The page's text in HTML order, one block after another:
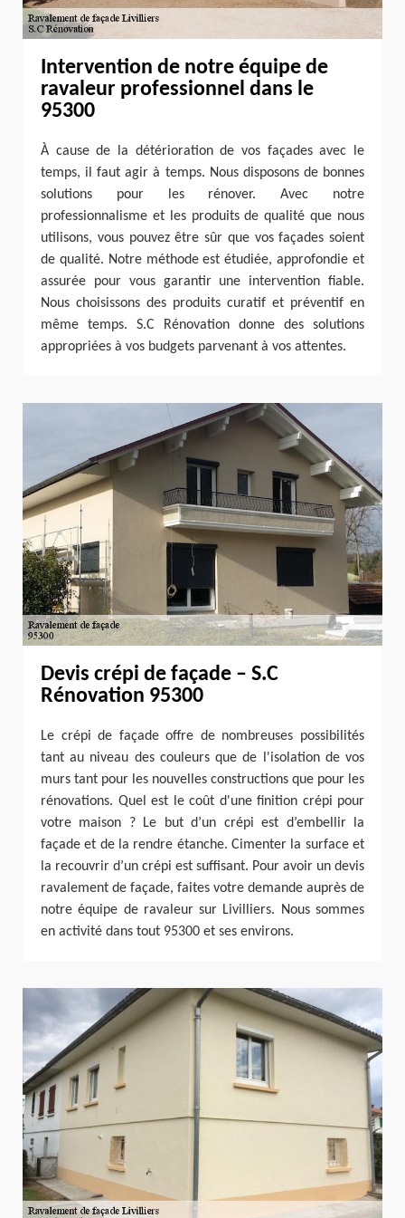
Intervention de notre équipe de
ravaleur professionnel dans le
95300
À cause de la détérioration de vos façades avec le
temps, il faut agir à temps. Nous disposons de bonnes
solutions pour les rénover. Avec notre
professionnalisme et les produits de qualité que nous
utilisons, vous pouvez être sûr que vos façades soient
de qualité. Notre méthode est étudiée, approfondie et
assurée pour vous garantir une intervention fiable.
Nous choisissons des produits curatif et préventif en
même temps. S.C Rénovation donne des solutions
appropriées à vos budgets parvenant à vos attentes.
Devis crépi de façade – S.C
Rénovation 95300
Le crépi de façade offre de nombreuses possibilités
tant au niveau des couleurs que de l'isolation de vos
murs tant pour les nouvelles constructions que pour les
rénovations. Quel est le coût d'une finition crépi pour
votre maison ? Le but d’un crépi est d’embellir la
façade et de la rendre étanche. Cimenter la surface et
la recouvrir d’un crépi est suffisant. Pour avoir un devis
ravalement de façade, faites votre demande auprès de
notre équipe de ravaleur sur Livilliers. Nous sommes
en activité dans tout 95300 et ses environs.